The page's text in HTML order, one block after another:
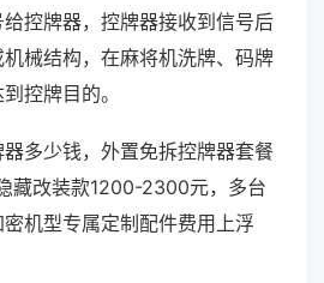
控牌器，控牌器接收到信号后
械结构，在麻将机洗牌、码牌
控牌目的。
多少钱，外置免拆控牌器套餐
藏改装款1200-2300元，多台
机型专属定制配件费用上浮